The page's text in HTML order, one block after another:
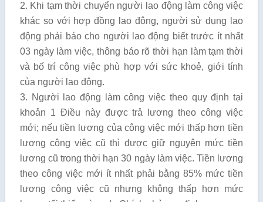
2. Khi tạm thời chuyển người lao động làm công việc
khác so với hợp đồng lao động, người sử dụng lao
động phải báo cho người lao động biết trước ít nhất
03 ngày làm việc, thông báo rõ thời hạn làm tạm thời
và bố trí công việc phù hợp với sức khoẻ, giới tính
của người lao động.
3. Người lao động làm công việc theo quy định tại
khoản 1 Điều này được trả lương theo công việc
mới; nếu tiền lương của công việc mới thấp hơn tiền
lương công việc cũ thì được giữ nguyên mức tiền
lương cũ trong thời hạn 30 ngày làm việc. Tiền lương
theo công việc mới ít nhất phải bằng 85% mức tiền
lương công việc cũ nhưng không thấp hơn mức